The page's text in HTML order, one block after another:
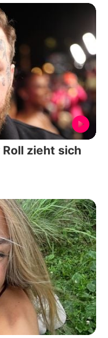
zieht sich